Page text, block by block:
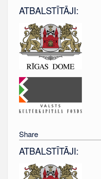
ATBALSTĪTĀJI:
Share
ATBALSTĪTĀJI: